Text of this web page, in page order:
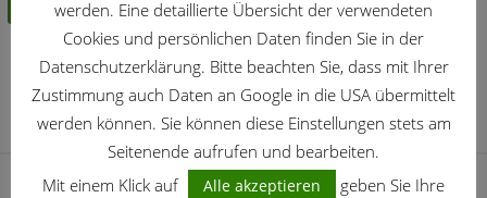
1
NÄCHSTER BEITRAG
werden. Eine detaillierte Übersicht der verwendeten
Cookies und persönlichen Daten finden Sie in der
Datenschutzerklärung. Bitte beachten Sie, dass mit Ihrer
Zustimmung auch Daten an Google in die USA übermittelt
werden können. Sie können diese Einstellungen stets am
Seitenende aufrufen und bearbeiten.
Mit einem Klick auf
Alle akzeptieren
geben Sie Ihre